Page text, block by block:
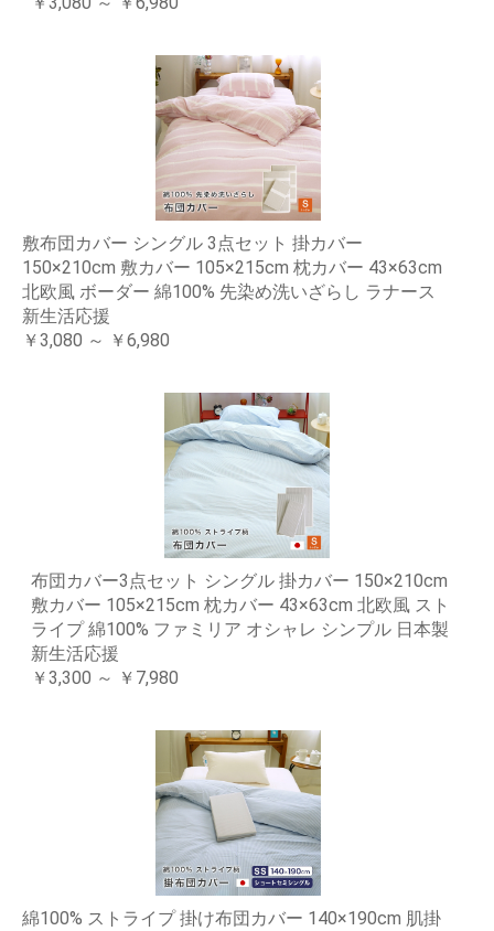
敷布団カバー シングル 3点セット 掛カバー
150×210cm 敷カバー 105×215cm 枕カバー 43×63cm
北欧風 ボーダー 綿100% 先染め洗いざらし ラナース
新生活応援
￥3,080 ～ ￥6,980
布団カバー3点セット シングル 掛カバー 150×210cm
敷カバー 105×215cm 枕カバー 43×63cm 北欧風 スト
ライプ 綿100% ファミリア オシャレ シンプル 日本製
新生活応援
￥3,300 ～ ￥7,980
綿100% ストライプ 掛け布団カバー 140×190cm 肌掛